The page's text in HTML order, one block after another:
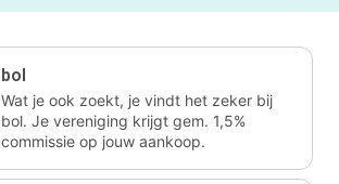
bol
Wat je ook zoekt, je vindt het zeker bij
bol. Je vereniging krijgt gem. 1,5%
commissie op jouw aankoop.